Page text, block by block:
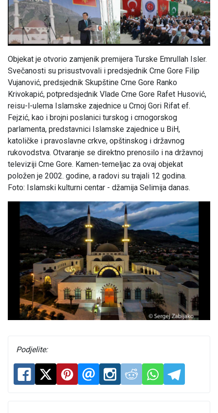
Objekat je otvorio zamjenik premijera Turske Emrullah Isler.
Svečanosti su prisustvovali i predsjednik Crne Gore Filip
Vujanović, predsjednik Skupštine Crne Gore Ranko
Krivokapić, potpredsjednik Vlade Crne Gore Rafet Husović,
reisu-l-ulema Islamske zajednice u Crnoj Gori Rifat ef.
Fejzić, kao i brojni poslanici turskog i crnogorskog
parlamenta, predstavnici Islamske zajednice u BiH,
katoličke i pravoslavne crkve, opštinskog i državnog
rukovodstva. Otvaranje se direktno prenosilo i na državnoj
televiziji Crne Gore. Kamen-temeljac za ovaj objekat
položen je 2002. godine, a radovi su trajali 12 godina.
Foto: Islamski kulturni centar - džamija Selimija danas.
Podjelite: